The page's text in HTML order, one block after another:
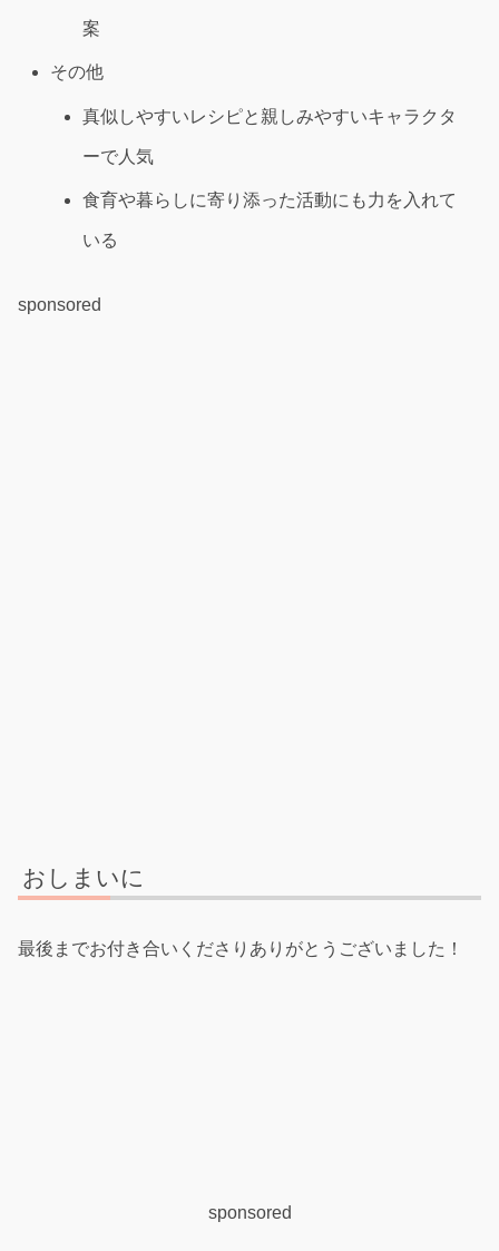
案
その他
真似しやすいレシピと親しみやすいキャラクタ
ーで人気
食育や暮らしに寄り添った活動にも力を入れて
いる
sponsored
おしまいに
最後までお付き合いくださりありがとうございました！
sponsored